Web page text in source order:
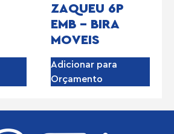
ZAQUEU 6P
EMB – BIRA
MOVEIS
Adicionar para
Orçamento